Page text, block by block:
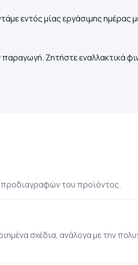
εντός μίας εργάσιμης ημέρας
Ζητήστε εναλλακτικά
προδιαγραφών του προϊόντος.
σχέδια, ανάλογα με την